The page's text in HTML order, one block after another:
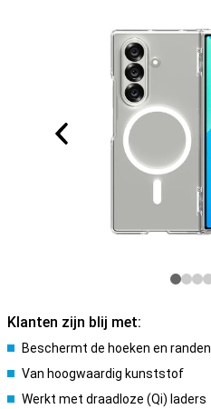
Klanten zijn blij met:
Beschermt de hoeken en randen
Van hoogwaardig kunststof
Werkt met draadloze (Qi) laders